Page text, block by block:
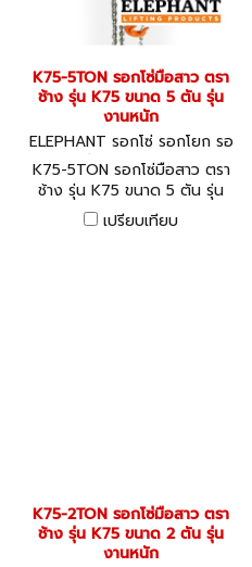
K75-5TON รอกโซ่มือสาว ตรา
ช้าง รุ่น K75 ขนาด 5 ตัน รุ่น
งานหนัก
ELEPHANT รอกโซ่ รอกโยก รอ
กถ่วง K75-5TON
K75-5TON รอกโซ่มือสาว ตรา
ช้าง รุ่น K75 ขนาด 5 ตัน รุ่น
งานหนัก
เปรียบเทียบ
K75-2TON รอกโซ่มือสาว ตรา
ช้าง รุ่น K75 ขนาด 2 ตัน รุ่น
งานหนัก